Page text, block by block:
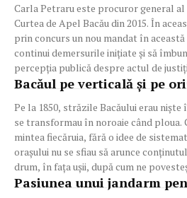
Carla Petraru este procuror general
Curtea de Apel Bacău din 2015. În
prin concurs un nou mandat în
continui demersurile iniţiate şi să
percepţia publică despre actul de
Bacăul pe verticală și pe
Pe la 1850, străzile Bacăului erau
se transformau în noroaie când ploua.
mintea fiecăruia, fără o idee de
orașului nu se sfiau să arunce
drum, în fața ușii, după cum ne
Pasiunea unui jandarm